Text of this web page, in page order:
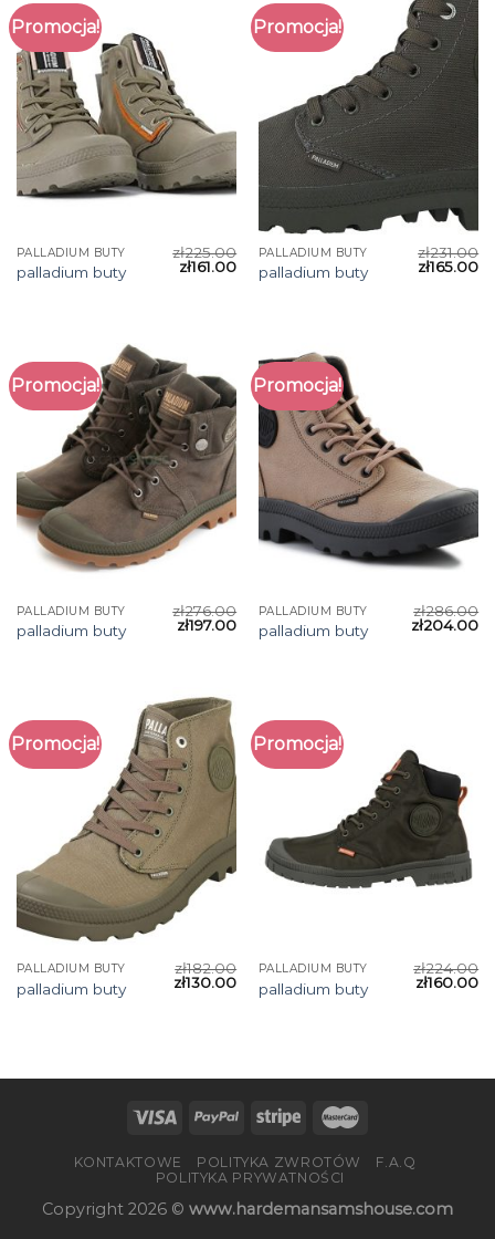
Promocja!
PALLADIUM BUTY
palladium buty
zł225.00
zł161.00
Promocja!
PALLADIUM BUTY
palladium buty
zł231.00
zł165.00
Promocja!
PALLADIUM BUTY
palladium buty
zł276.00
zł197.00
Promocja!
PALLADIUM BUTY
palladium buty
zł286.00
zł204.00
Promocja!
PALLADIUM BUTY
palladium buty
zł182.00
zł130.00
Promocja!
PALLADIUM BUTY
palladium buty
zł224.00
zł160.00
KONTAKTOWE POLITYKA ZWROTÓW
F.A.Q
POLITYKA PRYWATNOŚCI
Copyright 2026 © www.hardemansamshouse.com